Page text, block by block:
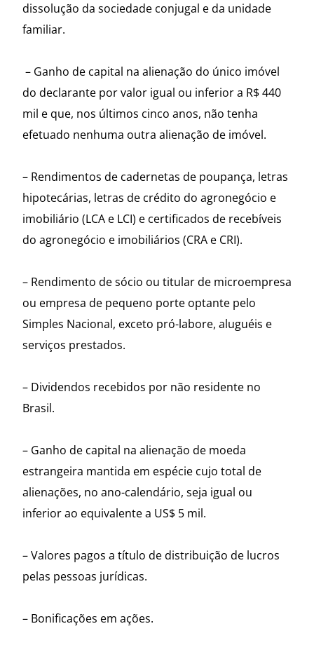
dissolução da sociedade conjugal e da unidade
familiar.
– Ganho de capital na alienação do único imóvel
do declarante por valor igual ou inferior a R$ 440
mil e que, nos últimos cinco anos, não tenha
efetuado nenhuma outra alienação de imóvel.
– Rendimentos de cadernetas de poupança, letras
hipotecárias, letras de crédito do agronegócio e
imobiliário (LCA e LCI) e certificados de recebíveis
do agronegócio e imobiliários (CRA e CRI).
– Rendimento de sócio ou titular de microempresa
ou empresa de pequeno porte optante pelo
Simples Nacional, exceto pró-labore, aluguéis e
serviços prestados.
– Dividendos recebidos por não residente no
Brasil.
– Ganho de capital na alienação de moeda
estrangeira mantida em espécie cujo total de
alienações, no ano-calendário, seja igual ou
inferior ao equivalente a US$ 5 mil.
– Valores pagos a título de distribuição de lucros
pelas pessoas jurídicas.
– Bonificações em ações.